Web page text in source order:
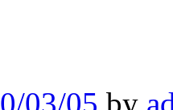
03/05 by